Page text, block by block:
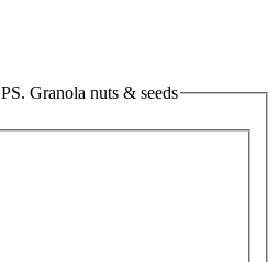
PS. Granola nuts & seeds